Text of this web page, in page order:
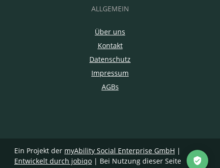
ALLGEMEIN
Über uns
Kontakt
Datenschutz
Impressum
AGBs
Ein Projekt der myAbility Social Enterprise GmbH |
Entwickelt durch jobiqo | Bei Nutzung dieser Seite